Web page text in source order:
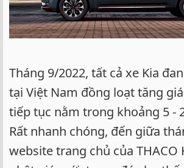
Tháng 9/2022, tất cả xe Kia
tại Việt Nam đồng loạt tăng
tiếp tục nằm trong khoảng 5 -
Rất nhanh chóng, đến giữa
website trang chủ của THACO